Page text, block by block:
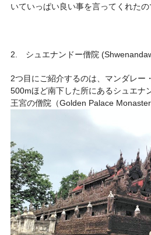
いていっぱい良い事を言ってくれたの
2. シュエナンドー僧院
2つ目にご紹介するのは、マンダレー
500mほど南下した所にあるシュエナ
王宮の僧院（Golden Palace